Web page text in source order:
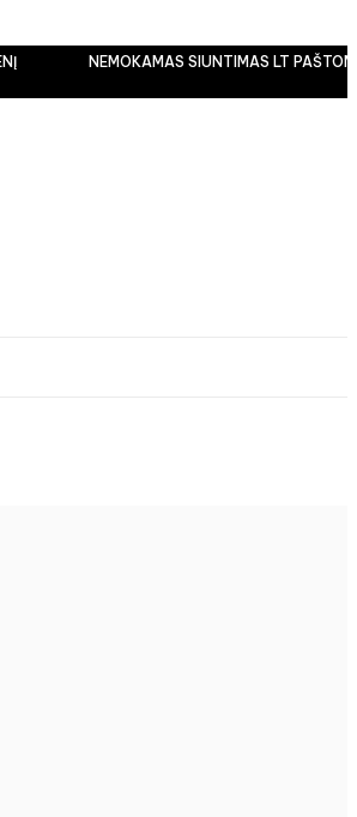
NEMOKAMAS SIUNTIMAS LT PAŠTOMATU